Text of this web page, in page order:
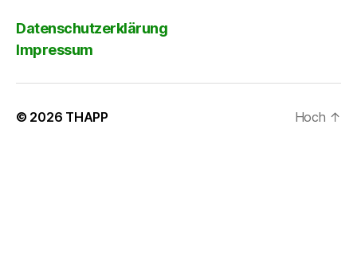
Datenschutzerklärung
Impressum
© 2026 THAPP Hoch ↑